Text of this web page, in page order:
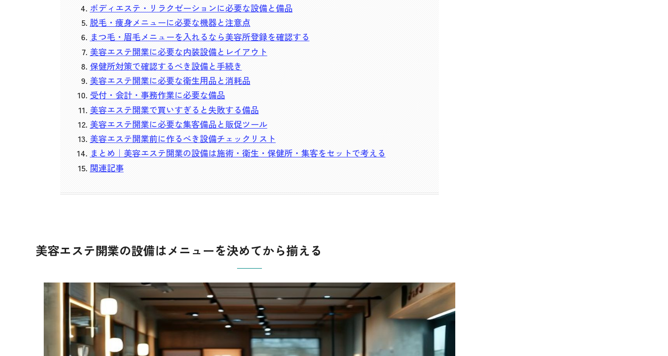
ボディエステ・リラクゼーションに必要な設備と備品
脱毛・痩身メニューに必要な機器と注意点
まつ毛・眉毛メニューを入れるなら美容所登録を確認する
美容エステ開業に必要な内装設備とレイアウト
保健所対策で確認するべき設備と手続き
美容エステ開業に必要な衛生用品と消耗品
受付・会計・事務作業に必要な備品
美容エステ開業で買いすぎると失敗する備品
美容エステ開業に必要な集客備品と販促ツール
美容エステ開業前に作るべき設備チェックリスト
まとめ｜美容エステ開業の設備は施術・衛生・保健所・集客をセットで考える
関連記事
美容エステ開業の設備はメニューを決めてから揃える